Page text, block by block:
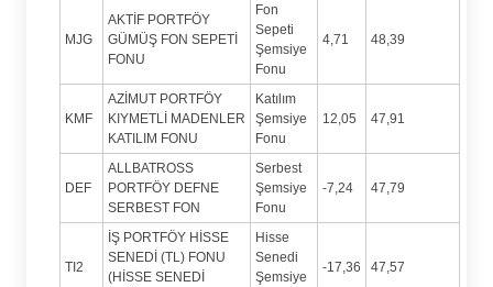
MJG
AKTİF PORTFÖY
GÜMÜŞ FON SEPETİ
FONU
Fon
Sepeti
Şemsiye
Fonu
4,71 48,39
KMF
AZİMUT PORTFÖY
KIYMETLİ MADENLER
KATILIM FONU
Katılım
Şemsiye
Fonu
12,05 47,91
DEF
ALLBATROSS
PORTFÖY DEFNE
SERBEST FON
Serbest
Şemsiye
Fonu
-7,24 47,79
TI2
İŞ PORTFÖY HİSSE
SENEDİ (TL) FONU
(HİSSE SENEDİ
Hisse
Senedi
Şemsiye
-17,36 47,57